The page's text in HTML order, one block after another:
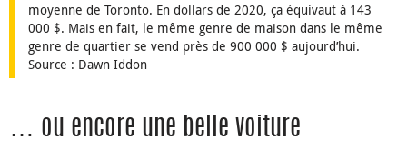
moyenne de Toronto. En dollars de 2020, ça équivaut à 143
000 $. Mais en fait, le même genre de maison dans le même
genre de quartier se vend près de 900 000 $ aujourd’hui.
Source : Dawn Iddon
… ou encore une belle voiture